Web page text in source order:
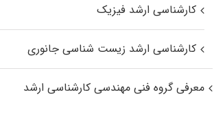
کارشناسی ارشد فیزیک
کارشناسی ارشد زیست‌ شناسی جانوری
معرفی گروه فنی مهندسی کارشناسی ارشد